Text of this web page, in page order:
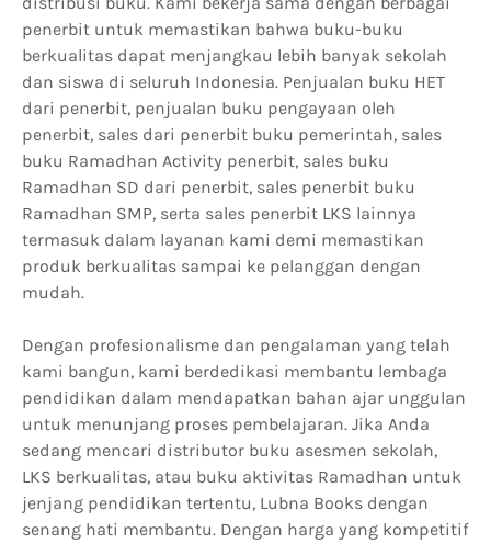
penerbit untuk memastikan bahwa buku-buku
berkualitas dapat menjangkau lebih banyak sekolah
dan siswa di seluruh Indonesia. Penjualan buku HET
dari penerbit, penjualan buku pengayaan oleh
penerbit, sales dari penerbit buku pemerintah, sales
buku Ramadhan Activity penerbit, sales buku
Ramadhan SD dari penerbit, sales penerbit buku
Ramadhan SMP, serta sales penerbit LKS lainnya
termasuk dalam layanan kami demi memastikan
produk berkualitas sampai ke pelanggan dengan
mudah.
Dengan profesionalisme dan pengalaman yang telah
kami bangun, kami berdedikasi membantu lembaga
pendidikan dalam mendapatkan bahan ajar unggulan
untuk menunjang proses pembelajaran. Jika Anda
sedang mencari distributor buku asesmen sekolah,
LKS berkualitas, atau buku aktivitas Ramadhan untuk
jenjang pendidikan tertentu, Lubna Books dengan
senang hati membantu. Dengan harga yang kompetitif